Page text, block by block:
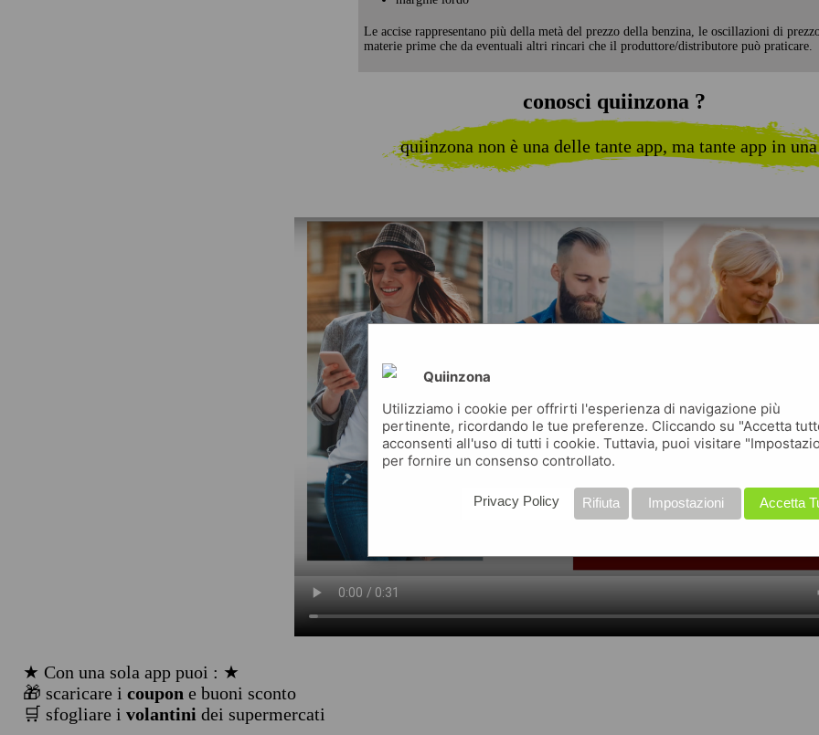
Le accise rappresentano più della metà del prezzo della benzina, le oscillazioni di
materie prime che da eventuali altri rincari che il produttore/distributore può praticare.
conosci quiinzona ?
quiinzona non è una delle tante app, ma tante app in
★ Con una sola app puoi : ★
🎁 scaricare i coupon e buoni sconto
🛒 sfogliare i volantini dei supermercati
Quiinzona
Utilizziamo i cookie per offrirti l'esperienza di navigazione più
pertinente, ricordando le tue preferenze. Cliccando su "Accetta
acconsenti all'uso di tutti i cookie. Tuttavia, puoi visitare
per fornire un consenso controllato.
Accetta
Impostazioni
Rifiuta
Privacy Policy